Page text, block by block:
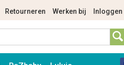
Retourneren Werken bij Inloggen